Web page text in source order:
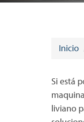
Inicio
Si está
liviano